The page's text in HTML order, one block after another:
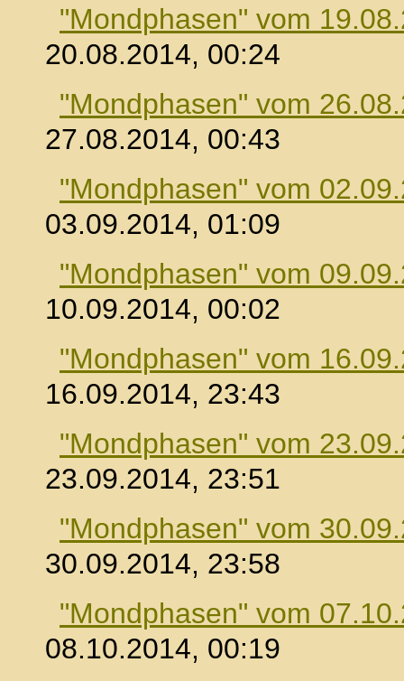
"Mondphasen" vom
20.08.2014, 00:24
"Mondphasen" vom
27.08.2014, 00:43
"Mondphasen" vom
03.09.2014, 01:09
"Mondphasen" vom
10.09.2014, 00:02
"Mondphasen" vom
16.09.2014, 23:43
"Mondphasen" vom
23.09.2014, 23:51
"Mondphasen" vom
30.09.2014, 23:58
"Mondphasen" vom
08.10.2014, 00:19